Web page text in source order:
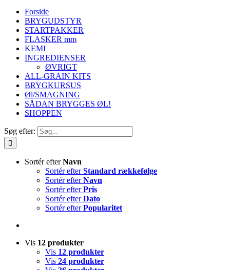
Forside
BRYGUDSTYR
STARTPAKKER
FLASKER mm
KEMI
INGREDIENSER
ØVRIGT
ALL-GRAIN KITS
BRYGKURSUS
Øl/SMAGNING
SÅDAN BRYGGES ØL!
SHOPPEN
Søg efter:
Sortér efterNavn
Sortér efterStandard rækkefølge
Sortér efterNavn
Sortér efterPris
Sortér efterDato
Sortér efterPopularitet
Vis 12 produkter
Vis 12 produkter
Vis 24 produkter